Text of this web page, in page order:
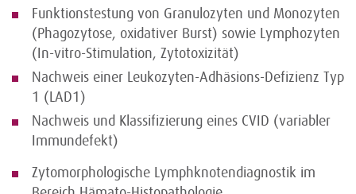
Funktionstestung von Granulozyten und Monozyten
(Phagozytose, oxidativer Burst) sowie Lymphozyten
(In-vitro-Stimulation, Zytotoxizität)
Nachweis einer Leukozyten-Adhäsions-Defizienz Typ
1 (LAD1)
Nachweis und Klassifizierung eines CVID (variabler
Immundefekt)
Zytomorphologische Lymphknotendiagnostik im